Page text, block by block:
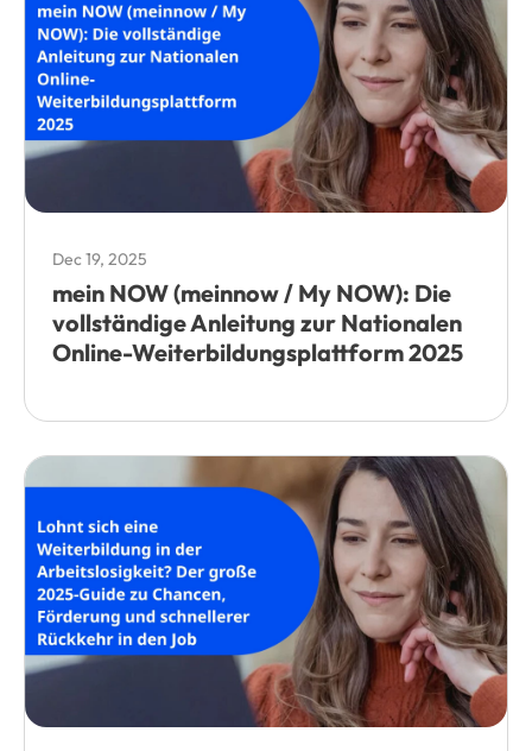
Dec 19, 2025
mein NOW (meinnow / My NOW): Die
vollständige Anleitung zur Nationalen
Online-Weiterbildungsplattform 2025